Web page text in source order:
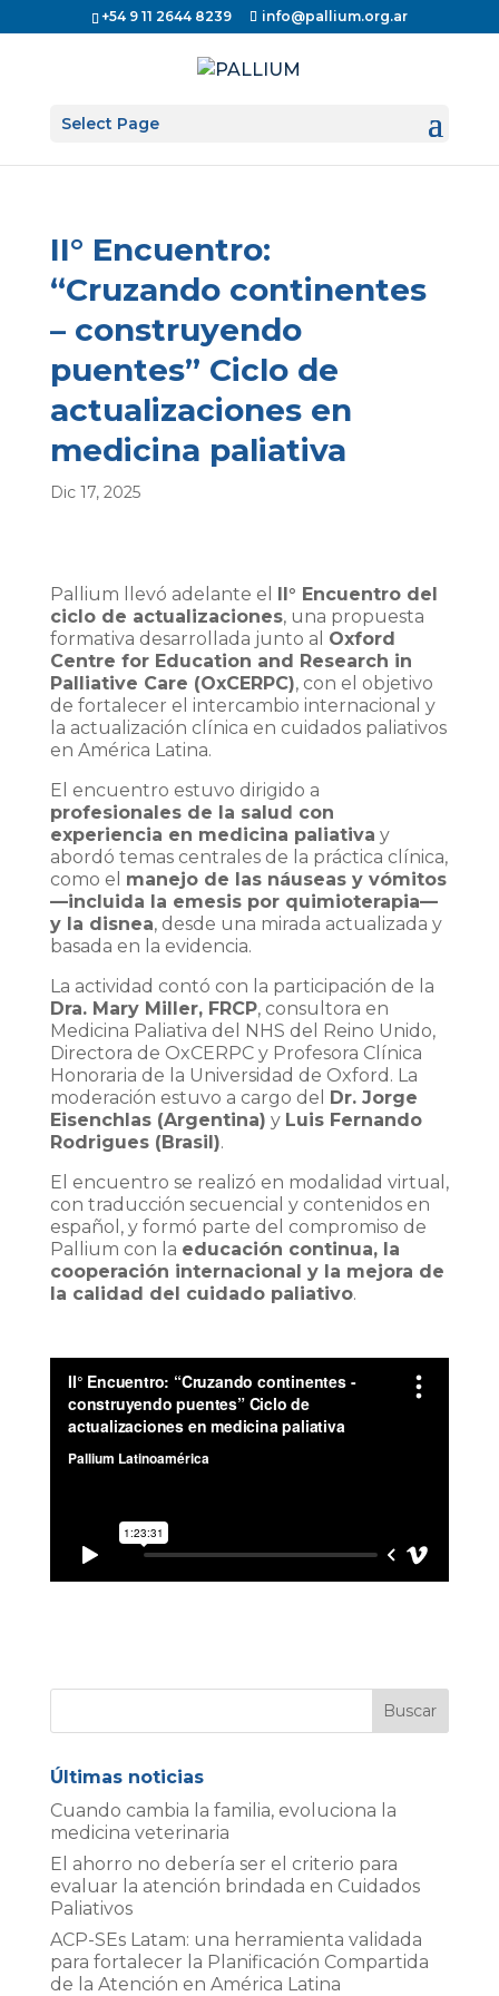
+54 9 11 2644 8239 info@pallium.org.ar
Select Page
II° Encuentro:
“Cruzando continentes
– construyendo
puentes” Ciclo de
actualizaciones en
medicina paliativa
Dic 17, 2025
Pallium llevó adelante el II° Encuentro del
ciclo de actualizaciones, una propuesta
formativa desarrollada junto al Oxford
Centre for Education and Research in
Palliative Care (OxCERPC), con el objetivo
de fortalecer el intercambio internacional y
la actualización clínica en cuidados paliativos
en América Latina.
El encuentro estuvo dirigido a
profesionales de la salud con
experiencia en medicina paliativa y
abordó temas centrales de la práctica clínica,
como el manejo de las náuseas y vómitos
—incluida la emesis por quimioterapia—
y la disnea, desde una mirada actualizada y
basada en la evidencia.
La actividad contó con la participación de la
Dra. Mary Miller, FRCP, consultora en
Medicina Paliativa del NHS del Reino Unido,
Directora de OxCERPC y Profesora Clínica
Honoraria de la Universidad de Oxford. La
moderación estuvo a cargo del Dr. Jorge
Eisenchlas (Argentina) y Luis Fernando
Rodrigues (Brasil).
El encuentro se realizó en modalidad virtual,
con traducción secuencial y contenidos en
español, y formó parte del compromiso de
Pallium con la educación continua, la
cooperación internacional y la mejora de
la calidad del cuidado paliativo.
Últimas noticias
Cuando cambia la familia, evoluciona la
medicina veterinaria
El ahorro no debería ser el criterio para
evaluar la atención brindada en Cuidados
Paliativos
ACP-SEs Latam: una herramienta validada
para fortalecer la Planificación Compartida
de la Atención en América Latina